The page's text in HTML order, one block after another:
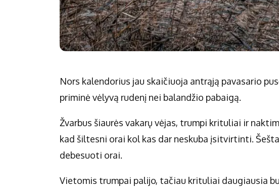
Nors kalendorius jau skaičiuoja antrąją pavasario
priminė vėlyvą rudenį nei balandžio pabaigą.
Žvarbus šiaurės vakarų vėjas, trumpi krituliai ir
kad šiltesni orai kol kas dar neskuba įsitvirtinti.
debesuoti orai.
Vietomis trumpai palijo, tačiau krituliai daugiausia